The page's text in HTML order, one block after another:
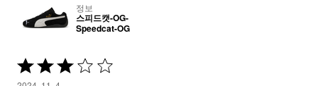
정보
스피드캣-OG-
Speedcat-OG
5
중